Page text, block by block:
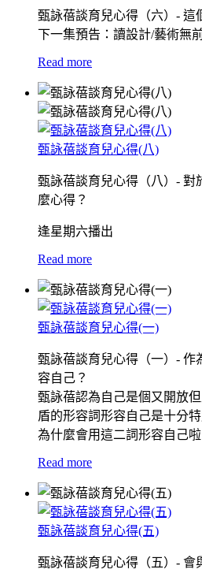
甄詠蓓談育兒心得（六）- 這
下一集預告：讀設計/藝術無
Read more
甄詠蓓談育兒心得(八)
甄詠蓓談育兒心得（八）- 對
麼心得？
逢星期六播出
Read more
甄詠蓓談育兒心得(一)
甄詠蓓談育兒心得（一）- 作
容自己？
甄詠蓓認為自己是個又開放
盾的形容詞形容自己是十分
為什麼會用這二詞形容自己啦
Read more
甄詠蓓談育兒心得(五)
甄詠蓓談育兒心得（五）- 會